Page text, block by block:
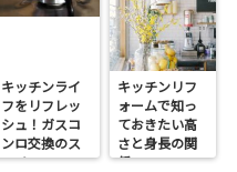
キッチンライ
フをリフレッ
シュ！ガスコ
ンロ交換のス
スメ
キッチンリフ
ォームで知っ
ておきたい高
さと身長の関
係